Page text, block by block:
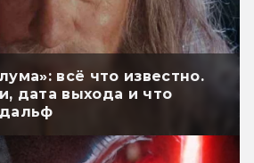
всё что известно.
дата выхода и что